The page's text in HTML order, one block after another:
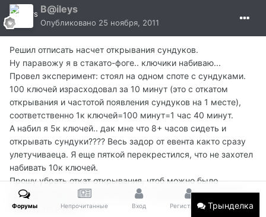
B@ileys
Опубликовано 25 ноября, 2011
Решил отписать насчет открывания сундуков.
Ну паравожу я в стакато-фоге.. ключики набиваю...
Провел эксперимент: стоял на одном споте с сундуками.
100 ключей израсходовал за 10 минут (это с откатом
открывания и частотой появления сундуков на 1 месте),
соответственно 1к ключей=100 минут=1 час 40 минут.
А набил я 5к ключей.. дак мне что 8+ часов сидеть и
открывать сундуки???? Весь задор от евента както сразу
улетучиваеца. Я еще пяткой перекрестился, что не захотел
набивать 10к ключей.
Прошу убрать откат открывания, чтоб можно было
спокойно бегать между спотами с сундуками и увеличить
частоту их респа.
Трынделка
Форумы Непрочитанные Вход Регистрация Больше